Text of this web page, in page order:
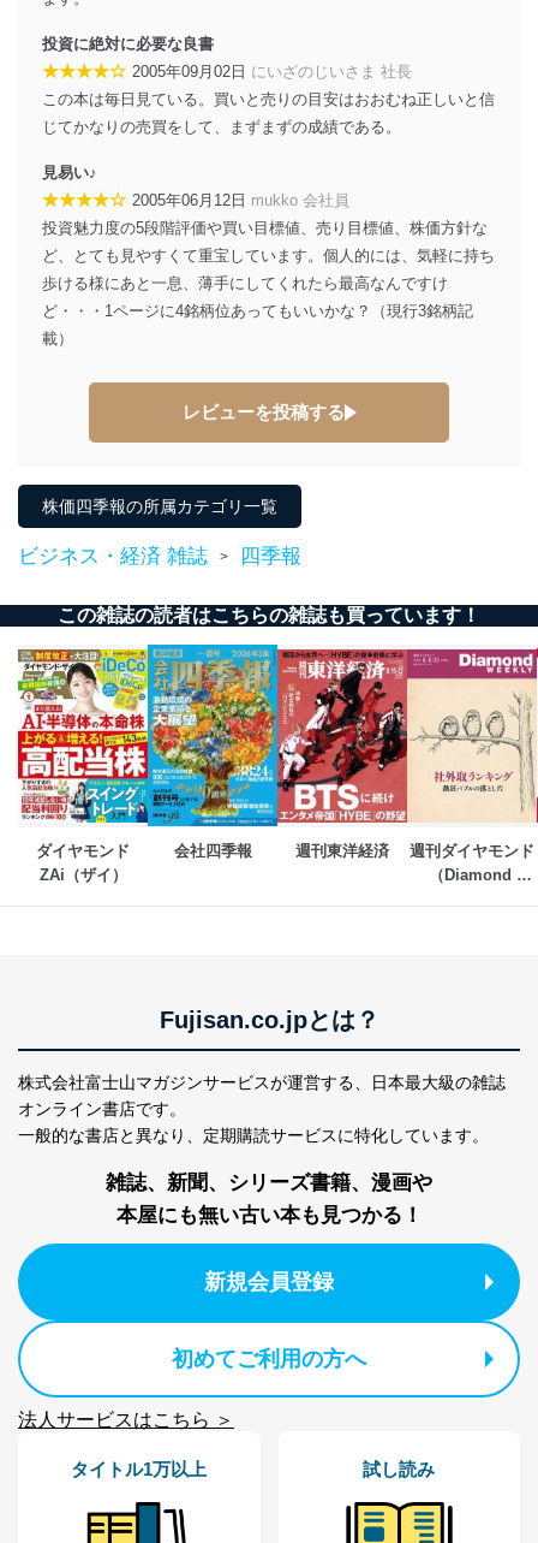
投資に絶対に必要な良書
★★★★☆ 2005年09月02日 にいざのじいさま 社長
この本は毎日見ている。買いと売りの目安はおおむね正しいと信
じてかなりの売買をして、まずまずの成績である。
見易い♪
★★★★☆ 2005年06月12日 mukko 会社員
投資魅力度の5段階評価や買い目標値、売り目標値、株価方針な
ど、とても見やすくて重宝しています。個人的には、気軽に持ち
歩ける様にあと一息、薄手にしてくれたら最高なんですけ
ど・・・1ページに4銘柄位あってもいいかな？（現行3銘柄記
載）
レビューを投稿する
株価四季報の所属カテゴリ一覧
ビジネス・経済 雑誌 > 四季報
この雑誌の読者はこちらの雑誌も買っています！
ダイヤモンド
ZAi（ザイ）
会社四季報 週刊東洋経済
週刊ダイヤモンド
（Diamond
Fujisan.co.jpとは？
株式会社富士山マガジンサービスが運営する、
日本最大級の雑誌
オンライン書店です。
一般的な書店と異なり、 定期購読サービスに特化しています。
雑誌、新聞、シリーズ書籍、漫画や
本屋にも無い古い本も見つかる！
新規会員登録
初めてご利用の方へ
法人サービスはこちら ＞
タイトル1万以上 試し読み